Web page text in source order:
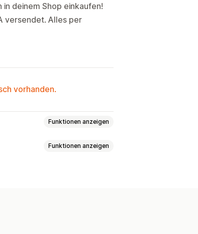
deinem Shop einkaufen!
versendet. Alles per
vorhanden.
Funktionen anzeigen
Funktionen anzeigen